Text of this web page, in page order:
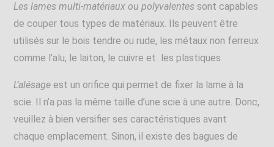
Les lames multi-matériaux ou polyvalentes sont capables
de couper tous types de matériaux. Ils peuvent être
utilisés sur le bois tendre ou rude, les métaux non ferreux
comme l’alu, le laiton, le cuivre et les plastiques.
L’alésage est un orifice qui permet de fixer la lame à la
scie. Il n’a pas la même taille d’une scie à une autre. Donc,
veuillez à bien versifier ses caractéristiques avant
chaque emplacement. Sinon, il existe des bagues de